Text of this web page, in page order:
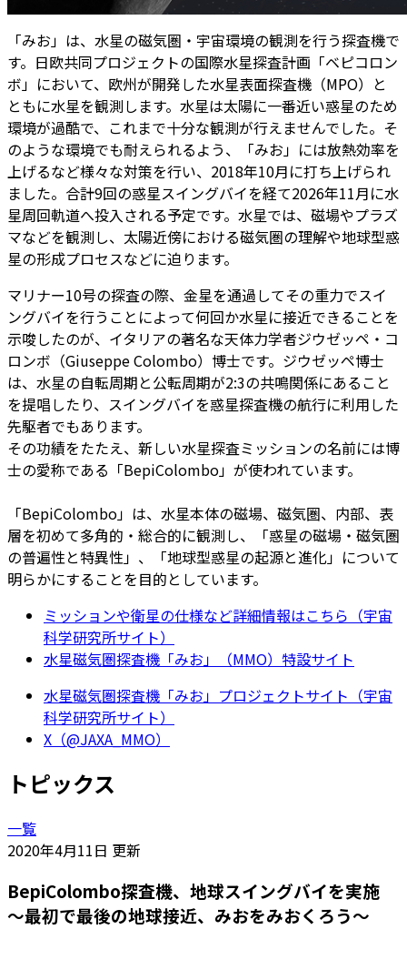
「みお」は、水星の磁気圏・宇宙環境の観測を行う探査機で
す。日欧共同プロジェクトの国際水星探査計画「ベピコロン
ボ」において、欧州が開発した水星表面探査機（MPO）と
ともに水星を観測します。水星は太陽に一番近い惑星のため
環境が過酷で、これまで十分な観測が行えませんでした。そ
のような環境でも耐えられるよう、「みお」には放熱効率を
上げるなど様々な対策を行い、2018年10月に打ち上げられ
ました。合計9回の惑星スイングバイを経て2026年11月に水
星周回軌道へ投入される予定です。水星では、磁場やプラズ
マなどを観測し、太陽近傍における磁気圏の理解や地球型惑
星の形成プロセスなどに迫ります。
マリナー10号の探査の際、金星を通過してその重力でスイ
ングバイを行うことによって何回か水星に接近できることを
示唆したのが、イタリアの著名な天体力学者ジウゼッペ・コ
ロンボ（Giuseppe Colombo）博士です。ジウゼッペ博士
は、水星の自転周期と公転周期が2:3の共鳴関係にあること
を提唱したり、スイングバイを惑星探査機の航行に利用した
先駆者でもあります。
その功績をたたえ、新しい水星探査ミッションの名前には博
士の愛称である「BepiColombo」が使われています。
「BepiColombo」は、水星本体の磁場、磁気圏、内部、表
層を初めて多角的・総合的に観測し、「惑星の磁場・磁気圏
の普遍性と特異性」、「地球型惑星の起源と進化」について
明らかにすることを目的としています。
ミッションや衛星の仕様など詳細情報はこちら（宇宙
科学研究所サイト）
水星磁気圏探査機「みお」（MMO）特設サイト
水星磁気圏探査機「みお」プロジェクトサイト（宇宙
科学研究所サイト）
X（@JAXA_MMO）
トピックス
一覧
2020年4月11日 更新
BepiColombo探査機、地球スイングバイを実施
～最初で最後の地球接近、みおをみおくろう～